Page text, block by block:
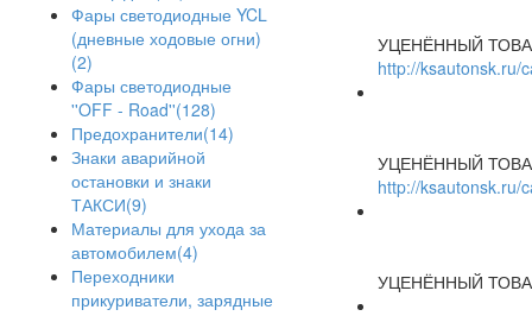
Фары светодиодные YCL
(дневные ходовые огни)
(2)
Фары светодиодные
''OFF - Road''(128)
Предохранители(14)
Знаки аварийной
остановки и знаки
ТАКСИ(9)
Материалы для ухода за
автомобилем(4)
Переходники
прикуриватели, зарядные
УЦЕНЁННЫЙ
http://ksautonsk.ru/
УЦЕНЁННЫЙ
http://ksautonsk.ru/
УЦЕНЁННЫЙ